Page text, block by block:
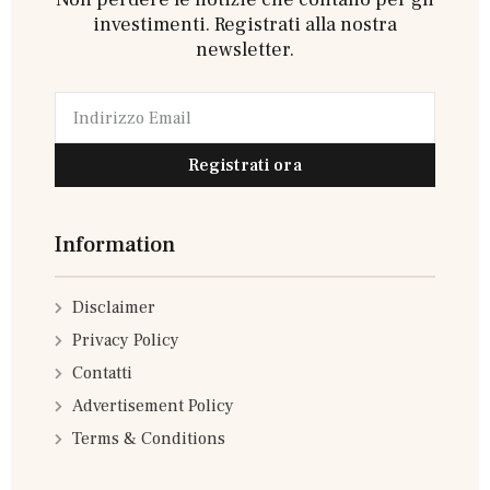
investimenti. Registrati alla nostra
newsletter.
Registrati ora
Information
Disclaimer
Privacy Policy
Contatti
Advertisement Policy
Terms & Conditions